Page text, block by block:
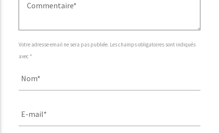
Votre adresse email ne sera pas publiée. Les champs obligatoires sont indiqués
avec *